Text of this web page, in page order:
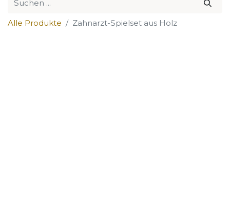
Alle Produkte Zahnarzt-Spielset aus Holz